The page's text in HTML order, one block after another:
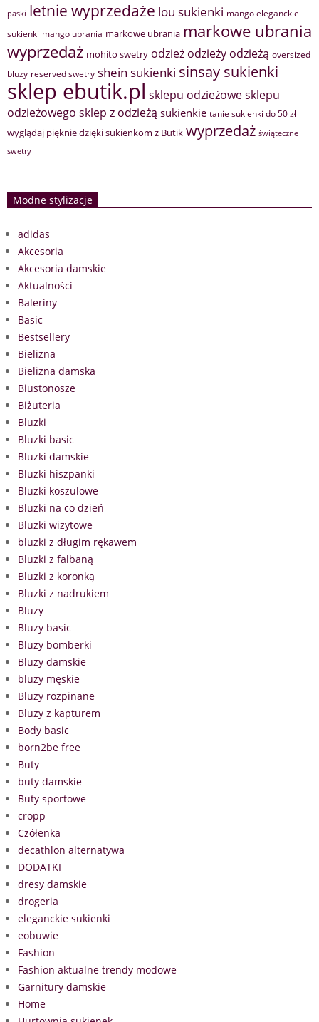
paski letnie wyprzedaże lou sukienki mango eleganckie
sukienki mango ubrania markowe ubrania markowe ubrania
wyprzedaż mohito swetry odzież odzieży odzieżą oversized
bluzy reserved swetry shein sukienki sinsay sukienki
sklep ebutik.pl sklepu odzieżowesklepu
odzieżowego sklep z odzieżą sukienkie tanie sukienki do 50 zł
wyglądaj pięknie dzięki sukienkom z Butik wyprzedaż świąteczne
swetry
Modne stylizacje
adidas
Akcesoria
Akcesoria damskie
Aktualności
Baleriny
Basic
Bestsellery
Bielizna
Bielizna damska
Biustonosze
Biżuteria
Bluzki
Bluzki basic
Bluzki damskie
Bluzki hiszpanki
Bluzki koszulowe
Bluzki na co dzień
Bluzki wizytowe
bluzki z długim rękawem
Bluzki z falbaną
Bluzki z koronką
Bluzki z nadrukiem
Bluzy
Bluzy basic
Bluzy bomberki
Bluzy damskie
bluzy męskie
Bluzy rozpinane
Bluzy z kapturem
Body basic
born2be free
Buty
buty damskie
Buty sportowe
cropp
Czółenka
decathlon alternatywa
DODATKI
dresy damskie
drogeria
eleganckie sukienki
eobuwie
Fashion
Fashion aktualne trendy modowe
Garnitury damskie
Home